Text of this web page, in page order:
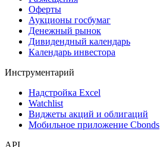
Оферты
Аукционы госбумаг
Денежный рынок
Дивидендный календарь
Календарь инвестора
Инструментарий
Надстройка Excel
Watchlist
Виджеты акций и облигаций
Мобильное приложение Cbonds
API